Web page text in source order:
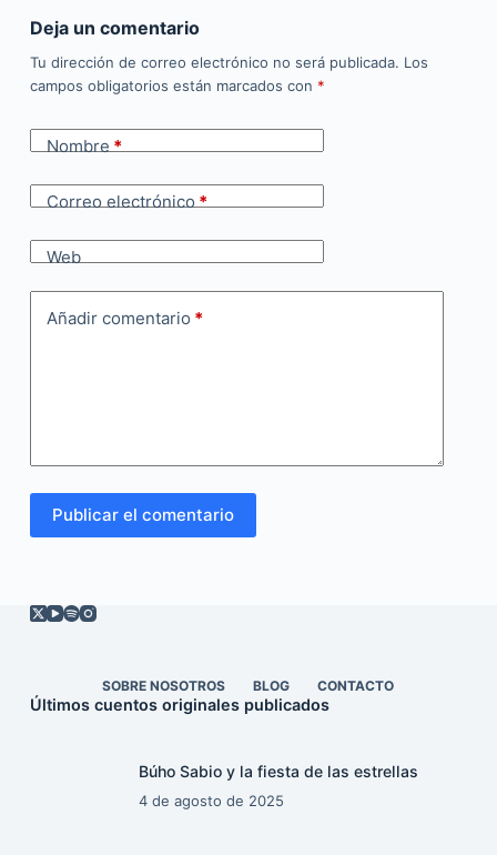
Deja un comentario
Tu dirección de correo electrónico no será publicada. Los
campos obligatorios están marcados con *
Nombre*
Correo electrónico*
Web
Añadir comentario *
Publicar el comentario
SOBRE NOSOTROS BLOG CONTACTO
Últimos cuentos originales publicados
Búho Sabio y la fiesta de las estrellas
4 de agosto de 2025